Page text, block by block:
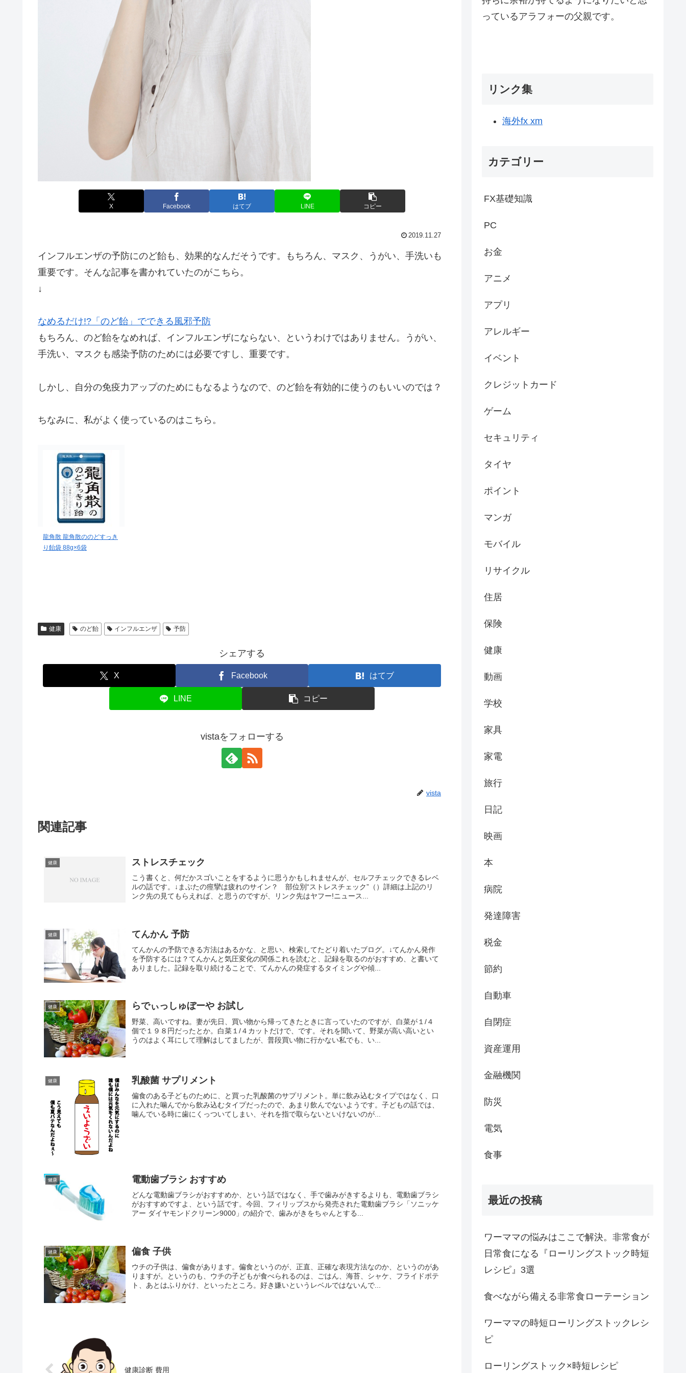
X Facebook はてブ LINE コピー
2019.11.27
インフルエンザの予防にのど飴も、効果的なんだそうです。もちろん、マスク、うがい、手洗いも
重要です。そんな記事を書かれていたのがこちら。
↓
なめるだけ!?「のど飴」でできる風邪予防
もちろん、のど飴をなめれば、インフルエンザにならない、というわけではありません。うがい、
手洗い、マスクも感染予防のためには必要ですし、重要です。
しかし、自分の免疫力アップのためにもなるようなので、のど飴を有効的に使うのもいいのでは？
ちなみに、私がよく使っているのはこちら。
龍角散 龍角散ののどすっき
り飴袋 88g×6袋
健康 のど飴 インフルエンザ 予防
シェアする
X Facebook はてブ
LINE コピー
vistaをフォローする
vista
関連記事
健康 ストレスチェック
こう書くと、何だかスゴいことをするように思うかもしれませんが、セルフチェックできるレベ
ルの話です。↓まぶたの痙攣は疲れのサイン？ 部位別“ストレスチェック”（）詳細は上記のリ
ンク先の見てもらえれば、と思うのですが、リンク先はヤフー!ニュース...
健康 てんかん 予防
てんかんの予防できる方法はあるかな、と思い、検索してたどり着いたブログ。↓てんかん発作
を予防するには？てんかんと気圧変化の関係これを読むと、記録を取るのがおすすめ、と書いて
ありました。記録を取り続けることで、てんかんの発症するタイミングや傾...
健康 らでぃっしゅぼーや お試し
野菜、高いですね。妻が先日、買い物から帰ってきたときに言っていたのですが、白菜が１/４
個で１９８円だったとか。白菜１/４カットだけで、です。それを聞いて、野菜が高い高いとい
うのはよく耳にして理解はしてましたが、普段買い物に行かない私でも、い...
健康 乳酸菌 サプリメント
偏食のある子どものために、と買った乳酸菌のサプリメント。単に飲み込むタイプではなく、口
に入れた噛んでから飲み込むタイプだったので、あまり飲んでないようです。子どもの話では、
噛んでいる時に歯にくっついてしまい、それを指で取らないといけないのが...
健康 電動歯ブラシ おすすめ
どんな電動歯ブラシがおすすめか、という話ではなく、手で歯みがきするよりも、電動歯ブラシ
がおすすめですよ、という話です。今回、フィリップスから発売された電動歯ブラシ「ソニッケ
アー ダイヤモンドクリーン9000」の紹介で、歯みがきをちゃんとする...
健康 偏食 子供
ウチの子供は、偏食があります。偏食というのが、正直、正確な表現方法なのか、というのがあ
りますが。というのも、ウチの子どもが食べられるのは、ごはん、海苔、シャケ、フライドポテ
ト、あとはふりかけ、といったところ。好き嫌いというレベルではないんで...
健康診断 費用
っているアラフォーの父親です。
リンク集
海外fx xm
カテゴリー
FX基礎知識
PC
お金
アニメ
アプリ
アレルギー
イベント
クレジットカード
ゲーム
セキュリティ
タイヤ
ポイント
マンガ
モバイル
リサイクル
住居
保険
健康
動画
学校
家具
家電
旅行
日記
映画
本
病院
発達障害
税金
節約
自動車
自閉症
資産運用
金融機関
防災
電気
食事
最近の投稿
ワーママの悩みはここで解決。非常食が
日常食になる『ローリングストック時短
レシピ』3選
食べながら備える非常食ローテーション
ワーママの時短ローリングストックレシ
ピ
ローリングストック×時短レシピ